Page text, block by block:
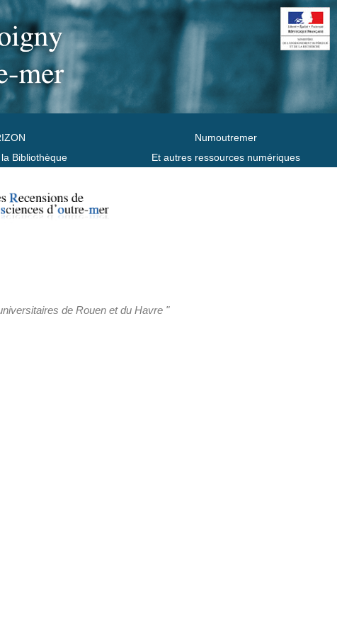
Bibliothèque
Numoutremer
Et autres ressources numériques
de Rouen et du Havre "